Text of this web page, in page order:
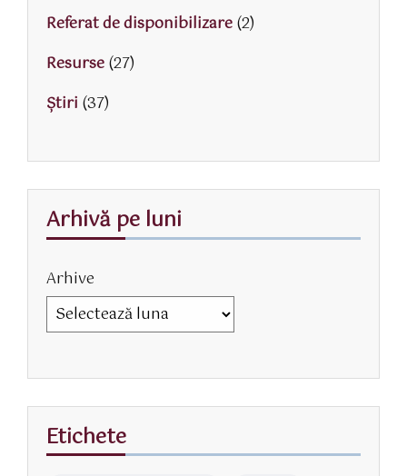
Referat de disponibilizare(2)
Resurse(27)
Știri (37)
Arhivă pe luni
Arhive
Etichete